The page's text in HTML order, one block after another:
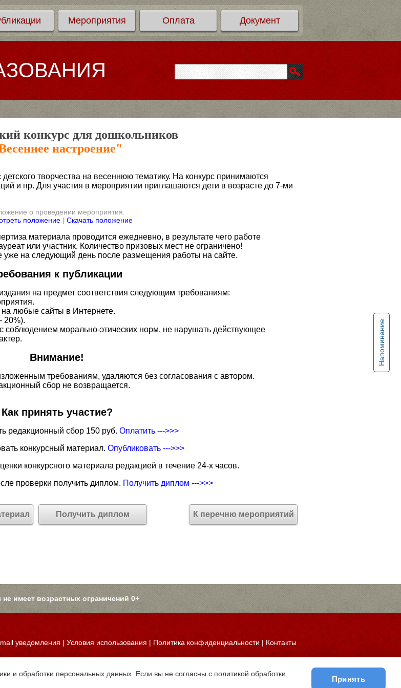
Мероприятия Оплата Документ
Напоминание
конкурс для дошкольников
настроение"
творчества на весеннюю тематику. На конкурс принимаются
и пр. Для участия в мероприятии приглашаются дети в возрасте до 7-ми
о проведении мероприятия.
положение | Скачать положение
материала проводится ежедневно, в результате чего работе
или участник. Количество призовых мест не ограничено!
уже на следующий день после размещения работы на сайте.
к публикации
на предмет соответствия следующим требованиям:
на любые сайты в Интернете.
20%).
морально-этических норм, не нарушать действующее
Внимание!
требованиям, удаляются без согласования с автором.
сбор не возвращается.
Как принять участие?
редакционный сбор 150 руб. Оплатить --->>>
конкурсный материал. Опубликовать --->>>
конкурсного материала редакцией в течение 24-х часов.
проверки получить диплом. Получить диплом --->>>
Получить диплом К перечню мероприятий
не имеет возрастных ограничений 0+
уведомления |Условия использования | Политика конфиденциальности| Контакты
и обработки персональных данных. Если вы не согласны с политикой обработки,
Принять